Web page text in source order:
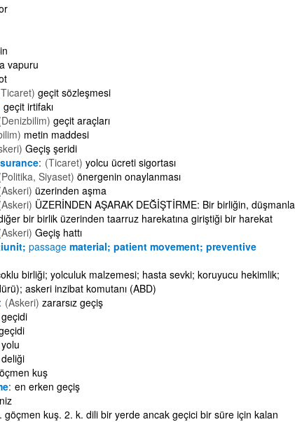
vapuru
geçit sözleşmesi
geçit irtifakı
geçit araçları
metin maddesi
Geçiş şeridi
(Ticaret) yolcu ücreti sigortası
Siyaset) önergenin onaylanması
üzerinden aşma
ÜZERİNDEN AŞARAK DEĞİŞTİRME: Bir birliğin, düşmanla
bir birlik üzerinden taarruz harekatına giriştiği bir harekat
Geçiş hattı
passagematerial; patient movement; preventive
birliği; yolculuk malzemesi; hasta sevki; koruyucu hekimlik;
askeri inzibat komutanı (ABD)
(Askeri) zararsız geçiş
kuş
en erken geçiş
göçmen kuş. 2. k. dili bir yerde ancak geçici bir süre için kalan